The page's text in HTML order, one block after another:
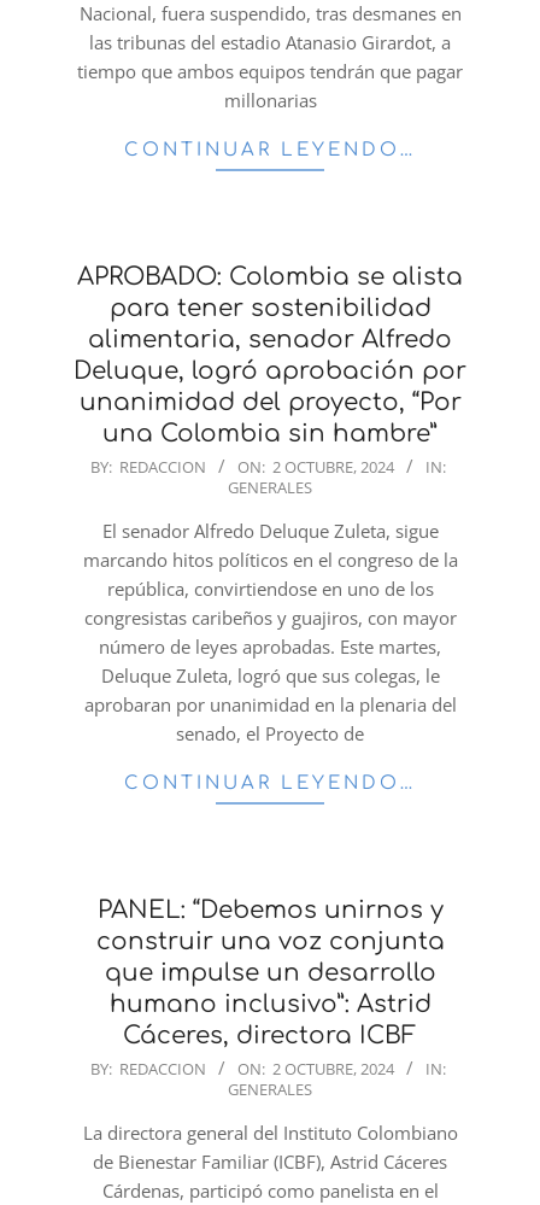
Nacional, fuera suspendido, tras desmanes en
las tribunas del estadio Atanasio Girardot, a
tiempo que ambos equipos tendrán que pagar
millonarias
CONTINUAR LEYENDO…
APROBADO: Colombia se alista
para tener sostenibilidad
alimentaria, senador Alfredo
Deluque, logró aprobación por
unanimidad del proyecto, “Por
una Colombia sin hambre”
2024-
BY: REDACCION ON: 2 OCTUBRE, 2024
IN:
GENERALES
El senador Alfredo Deluque Zuleta, sigue
marcando hitos políticos en el congreso de la
república, convirtiendose en uno de los
congresistas caribeños y guajiros, con mayor
número de leyes aprobadas. Este martes,
Deluque Zuleta, logró que sus colegas, le
aprobaran por unanimidad en la plenaria del
senado, el Proyecto de
CONTINUAR LEYENDO…
PANEL: “Debemos unirnos y
construir una voz conjunta
que impulse un desarrollo
humano inclusivo”: Astrid
Cáceres, directora ICBF
2024-
02
BY: REDACCION ON: 2 OCTUBRE, 2024
IN:
GENERALES
La directora general del Instituto Colombiano
de Bienestar Familiar (ICBF), Astrid Cáceres
Cárdenas, participó como panelista en el